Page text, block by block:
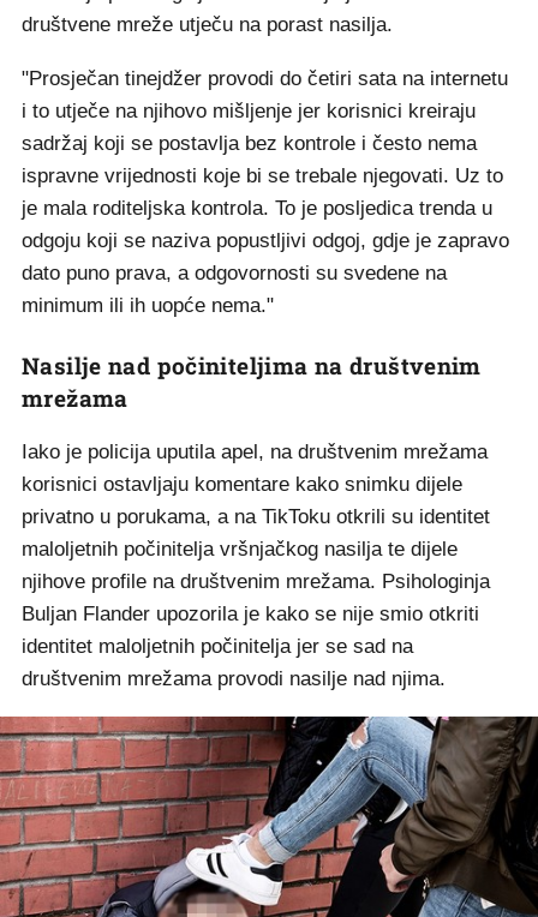
društvene mreže utječu na porast nasilja.
"Prosječan tinejdžer provodi do četiri sata na internetu
i to utječe na njihovo mišljenje jer korisnici kreiraju
sadržaj koji se postavlja bez kontrole i često nema
ispravne vrijednosti koje bi se trebale njegovati. Uz to
je mala roditeljska kontrola. To je posljedica trenda u
odgoju koji se naziva popustljivi odgoj, gdje je zapravo
dato puno prava, a odgovornosti su svedene na
minimum ili ih uopće nema."
Nasilje nad počiniteljima na društvenim
mrežama
Iako je policija uputila apel, na društvenim mrežama
korisnici ostavljaju komentare kako snimku dijele
privatno u porukama, a na TikToku otkrili su identitet
maloljetnih počinitelja vršnjačkog nasilja te dijele
njihove profile na društvenim mrežama. Psihologinja
Buljan Flander upozorila je kako se nije smio otkriti
identitet maloljetnih počinitelja jer se sad na
društvenim mrežama provodi nasilje nad njima.